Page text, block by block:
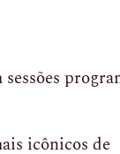
icônicos de